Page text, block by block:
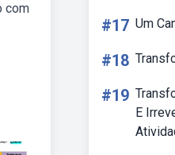
com
#17 Um
#18
#19
E